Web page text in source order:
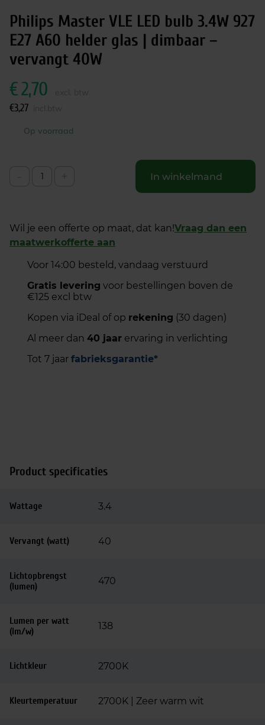
Philips Master VLE LED bulb 3.4W 927
E27 A60 helder glas | dimbaar –
vervangt 40W
€2,70
€3,27
Op voorraad
In winkelmand
Wil je een offerte op maat, dat kan!Vraag dan een
maatwerkofferte aan
Voor 14:00 besteld, vandaag verstuurd
Gratis levering voor bestellingen boven de
€125 excl btw
Kopen via iDeal of op rekening (30 dagen)
Al meer dan 40 jaar ervaring in verlichting
Tot 7 jaar fabrieksgarantie*
Product specificaties
Wattage 3.4
Vervangt (watt) 40
Lichtopbrengst
(lumen)
470
Lumen per watt
(lm/w)
138
Lichtkleur 2700K
Kleurtemperatuur 2700K | Zeer warm wit